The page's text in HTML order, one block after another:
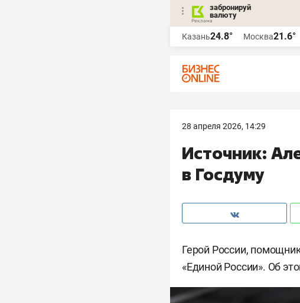
забронируй
валюту
Казань24.8° Москва21.6°
28 апреля 2026, 14:29
Источник:
в Госдуму
Герой России,
«Единой России». Об